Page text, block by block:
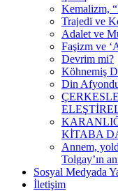
Kemalizm,
Trajedi ve
Adalet ve
Faşizm ve
Devrim mi?
Köhnemiş
Din
KİTABA
Annem,
Tolgay’ın
Sosyal Medyada
İletişim